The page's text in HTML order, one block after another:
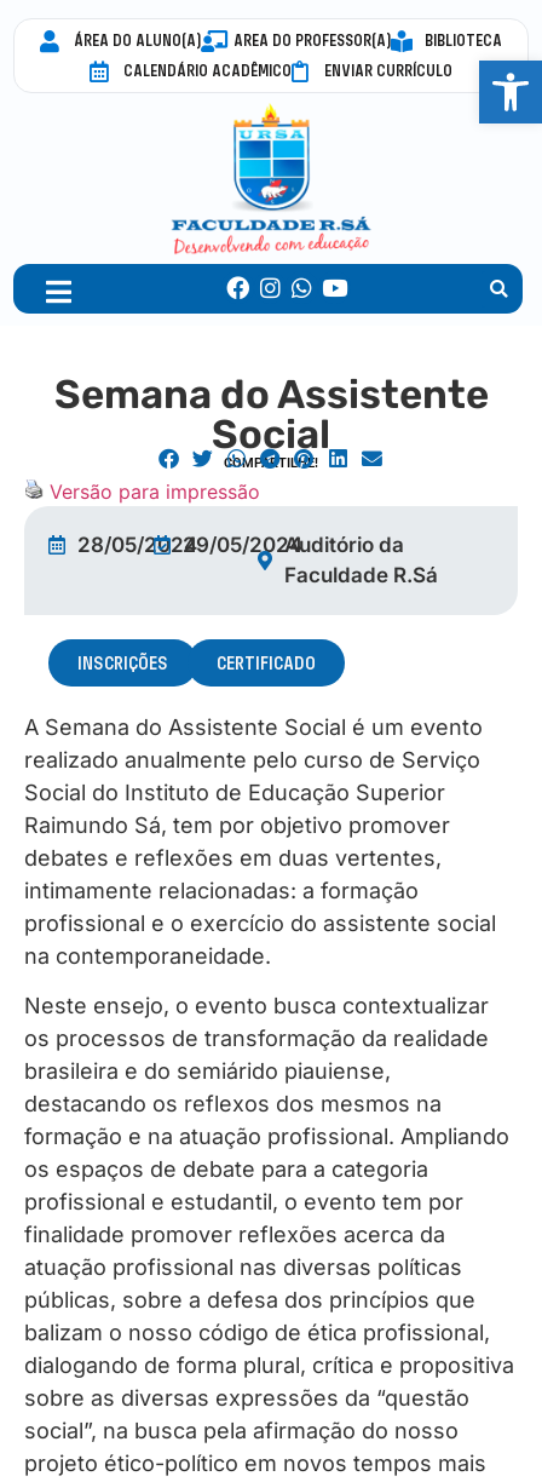
ÁREA DO ALUNO(A) AREA DO PROFESSOR(A)
BIBLIOTECA
CALENDÁRIO ACADÊMICO
ENVIAR CURRÍCULO
Semana do Assistente
Social
COMPARTILHE!
Versão para impressão
28/05/202429/05/2024Auditório da
Faculdade R.Sá
INSCRIÇÕES CERTIFICADO
A Semana do Assistente Social é um evento
realizado anualmente pelo curso de Serviço
Social do Instituto de Educação Superior
Raimundo Sá, tem por objetivo promover
debates e reflexões em duas vertentes,
intimamente relacionadas: a formação
profissional e o exercício do assistente social
na contemporaneidade.
Neste ensejo, o evento busca contextualizar
os processos de transformação da realidade
brasileira e do semiárido piauiense,
destacando os reflexos dos mesmos na
formação e na atuação profissional. Ampliando
os espaços de debate para a categoria
profissional e estudantil, o evento tem por
finalidade promover reflexões acerca da
atuação profissional nas diversas políticas
públicas, sobre a defesa dos princípios que
balizam o nosso código de ética profissional,
dialogando de forma plural, crítica e propositiva
sobre as diversas expressões da “questão
social”, na busca pela afirmação do nosso
projeto ético-político em novos tempos mais
Abrir